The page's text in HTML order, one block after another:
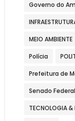
Governo do
MEIO AMBIENTE
Polícia
Prefeitura de
Senado Federal
TECNOLOGIA &